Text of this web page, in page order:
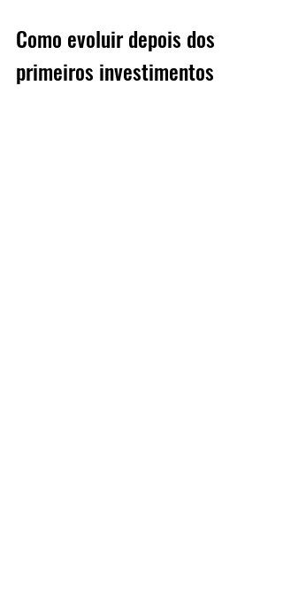
Como evoluir depois dos
primeiros investimentos